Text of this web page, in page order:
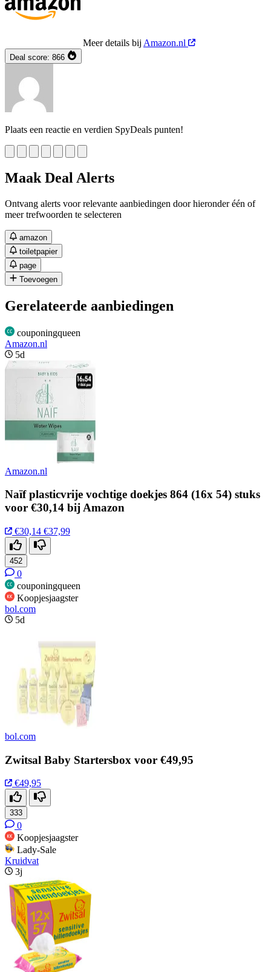
Meer details bij Amazon.nl
Deal score: 866
Plaats een reactie en verdien SpyDeals punten!
Maak Deal Alerts
Ontvang alerts voor relevante aanbiedingen door hieronder één of
meer trefwoorden te selecteren
amazon
toiletpapier
page
Toevoegen
Gerelateerde aanbiedingen
couponingqueen
Amazon.nl
5d
Amazon.nl
Naïf plasticvrije vochtige doekjes 864 (16x 54) stuks
voor €30,14 bij Amazon
€30,14 €37,99
452
0
couponingqueen
Koopjesjaagster
bol.com
5d
bol.com
Zwitsal Baby Startersbox voor €49,95
€49,95
333
0
Koopjesjaagster
Lady-Sale
Kruidvat
3j